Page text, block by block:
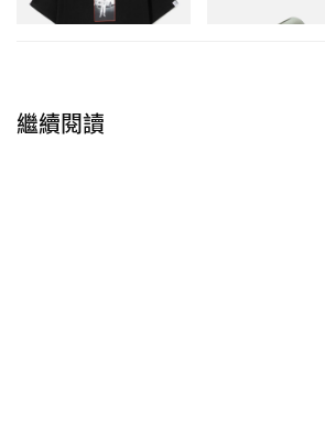
立即購入
繼續閱讀